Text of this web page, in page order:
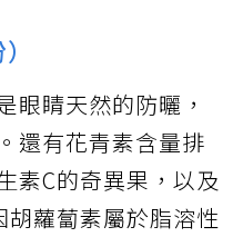
眼睛天然的防曬，
還有花青素含量排
素C的奇異果，以及
蘿蔔素屬於脂溶性